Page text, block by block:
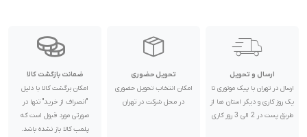
ارسال و تحویل
ارسال در تهران با پیک موتوری تا
یک روز کاری و دیگر استان ها از
طریق پست در 2 الی 3 روز کاری
تحویل حضوری
امکان انتخاب تحویل حضوری
در محل شرکت در تهران
ضمانت بازگشت کالا
امکان برگشت کالا با دلیل
"انصراف از خرید" تنها در
صورتی مورد قبول است که
پلمب کالا باز نشده باشد.